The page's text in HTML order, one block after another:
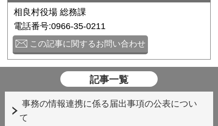
相良村役場 総務課
電話番号:0966-35-0211
この記事に関するお問い合わせ
記事一覧
事務の情報連携に係る届出事項の公表につい
て